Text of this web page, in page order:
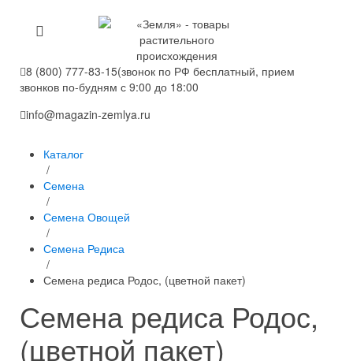
8 (800) 777-83-15(звонок по РФ бесплатный, прием
звонков по-будням с 9:00 до 18:00
info@magazin-zemlya.ru
Каталог
/
Семена
/
Семена Овощей
/
Семена Редиса
/
Семена редиса Родос, (цветной пакет)
Семена редиса Родос,
(цветной пакет)